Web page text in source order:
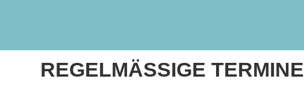
REGELMÄSSIGE TERMINE